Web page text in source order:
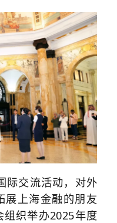
际交流活动，对外
展上海金融的朋友
织举办2025年度